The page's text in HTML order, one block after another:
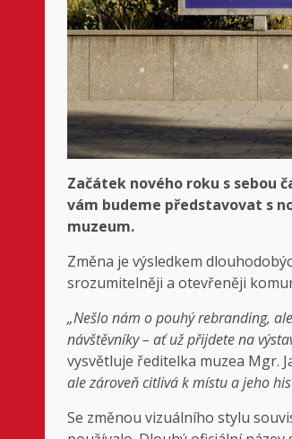
Začátek nového roku s sebou
vám budeme představovat s
muzeum.
Změna je výsledkem
srozumitelněji a otevřeněji
„Nešlo nám o pouhý rebranding,
návštěvníky– ať už přijdete na
vysvětluje ředitelka muzea Mgr.
ale zároveň citlivá k místu a jeho
Se změnou vizuálního stylu